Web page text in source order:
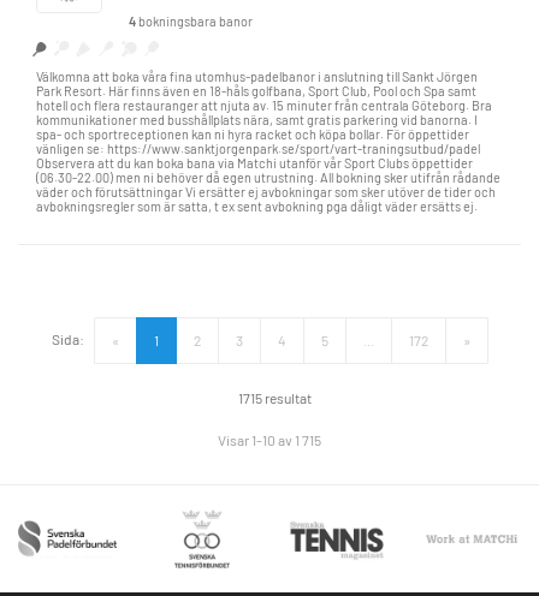
4 bokningsbara banor
Välkomna att boka våra fina utomhus-padelbanor i anslutning till Sankt Jörgen
Park Resort. Här finns även en 18-håls golfbana, Sport Club, Pool och Spa samt
hotell och flera restauranger att njuta av. 15 minuter från centrala Göteborg. Bra
kommunikationer med busshållplats nära, samt gratis parkering vid banorna. I
spa- och sportreceptionen kan ni hyra racket och köpa bollar. För öppettider
vänligen se: https://www.sanktjorgenpark.se/sport/vart-traningsutbud/padel
Observera att du kan boka bana via Matchi utanför vår Sport Clubs öppettider
(06.30-22.00) men ni behöver då egen utrustning. All bokning sker utifrån rådande
väder och förutsättningar Vi ersätter ej avbokningar som sker utöver de tider och
avbokningsregler som är satta, t ex sent avbokning pga dåligt väder ersätts ej.
Sida: « 1 2 3 4 5 172 »
1715 resultat
Visar 1-10 av 1 715